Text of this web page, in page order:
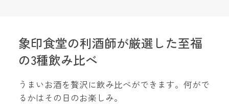
象印食堂の利酒師が厳選した至福
の3種飲み比べ
うまいお酒を贅沢に飲み比べができます。何がで
るかはその日のお楽しみ。